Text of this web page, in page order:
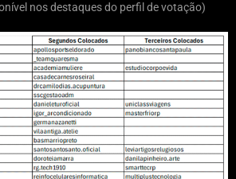
nos destaques do perfil de votação)